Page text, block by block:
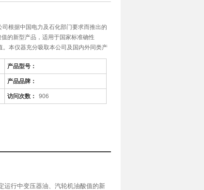
根据中国电力及石化部门要求而推出的
的新型产品，适用于国家标准确性
本仪器充分吸取本公司及国内外同类产
，产品结构、控制电路及程序均采用现
的理想换代产品。
产品型号：
产品品牌：
访问次数： 906
运行中变压器油、汽轮机油酸值的新